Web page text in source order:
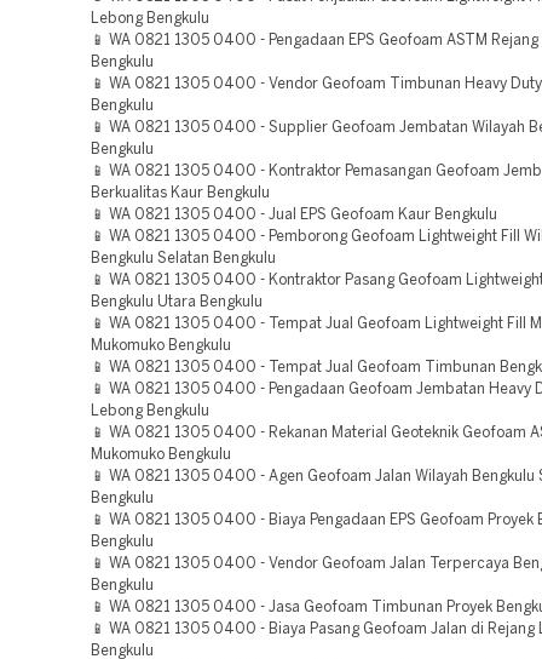
Lebong Bengkulu
📱 WA 0821 1305 0400 - Pengadaan EPS Geofoam ASTM
Bengkulu
📱 WA 0821 1305 0400 - Vendor Geofoam Timbunan Heavy
Bengkulu
📱 WA 0821 1305 0400 - Supplier Geofoam Jembatan Wilayah
Bengkulu
📱 WA 0821 1305 0400 - Kontraktor Pemasangan Geofoam
Berkualitas Kaur Bengkulu
📱 WA 0821 1305 0400 - Jual EPS Geofoam Kaur Bengkulu
📱 WA 0821 1305 0400 - Pemborong Geofoam Lightweight Fill
Bengkulu Selatan Bengkulu
📱 WA 0821 1305 0400 - Kontraktor Pasang Geofoam
Bengkulu Utara Bengkulu
📱 WA 0821 1305 0400 - Tempat Jual Geofoam Lightweight Fill
Mukomuko Bengkulu
📱 WA 0821 1305 0400 - Tempat Jual Geofoam Timbunan
📱 WA 0821 1305 0400 - Pengadaan Geofoam Jembatan Heavy
Lebong Bengkulu
📱 WA 0821 1305 0400 - Rekanan Material Geoteknik Geofoam
Mukomuko Bengkulu
📱 WA 0821 1305 0400 - Agen Geofoam Jalan Wilayah Bengkulu
Bengkulu
📱 WA 0821 1305 0400 - Biaya Pengadaan EPS Geofoam Proyek
Bengkulu
📱 WA 0821 1305 0400 - Vendor Geofoam Jalan Terpercaya
Bengkulu
📱 WA 0821 1305 0400 - Jasa Geofoam Timbunan Proyek
📱 WA 0821 1305 0400 - Biaya Pasang Geofoam Jalan di Rejang
Bengkulu